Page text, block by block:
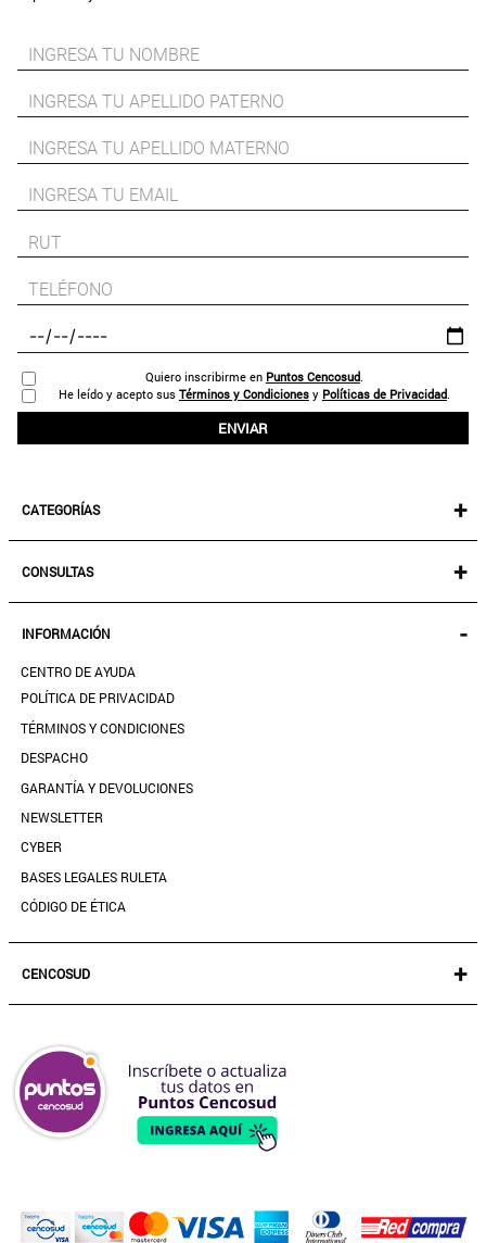
Quiero inscribirme en Puntos Cencosud.
He leído y acepto sus Términos y Condiciones y Políticas de Privacidad.
ENVIAR
CATEGORÍAS +
MUJER
ACCESORIOS
CALZADO
SALE
CONSULTAS +
SEGUIR MI PEDIDO
DESCARGA TU BOLETA AQUÍ
MIS FAVORITOS
GUÍA DE TALLAS
CONTACTANOS
TIENDAS
PREGUNTAS FRECUENTES
INFORMACIÓN -
CENTRO DE AYUDA
POLÍTICA DE PRIVACIDAD
TÉRMINOS Y CONDICIONES
DESPACHO
GARANTÍA Y DEVOLUCIONES
NEWSLETTER
CYBER
BASES LEGALES RULETA
CÓDIGO DE ÉTICA
CENCOSUD +
SEGURO CENCOSUD
VENTA EMPRESA
PARIS
EASY